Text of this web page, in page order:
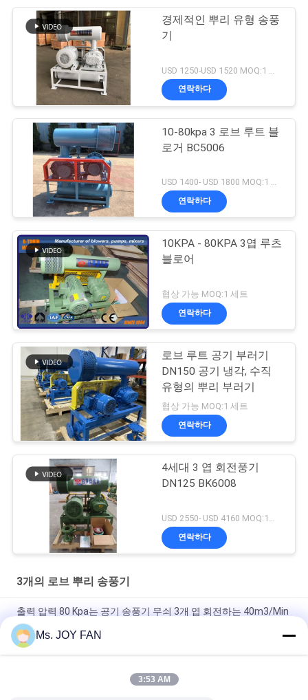
경제적인 뿌리 유형 송풍
기
연락하다
10-80kpa 3 로브 루트 블
로거 BC5006
USD 1400- USD 1800 MOQ:1 세트
연락하다
10KPA - 80KPA 3엽 루츠
블로어
협상 가능 MOQ:1 세트
연락하다
로브 루트 공기 부러기
DN150 공기 냉각, 수직
유형의 뿌리 부러기
협상 가능 MOQ:1 세트
연락하다
4세대 3 엽 회전풍기
DN125 BK6008
연락하다
3개의 로브 뿌리 송풍기
출력 압력 80 Kpa는 공기 송풍기 무쇠 3개 엽 회전하는 40m3/Min
에 뿌리를 내립니다
10" 80kpa 71.52m3/Min 132kw 주사철 3 로브 루트 블로어
DN200 물은 세 로브 루츠 블로워 최고 가압력 100KPA를 냉각시켰
Ms. JOY FAN
3:53 AM